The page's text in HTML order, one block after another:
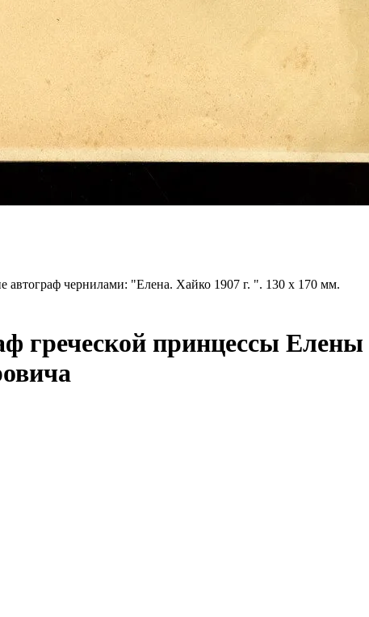
автограф чернилами: "Елена. Хайко 1907 г. ". 130 х 170 мм.
греческой принцессы Елены